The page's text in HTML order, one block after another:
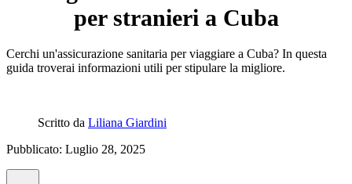
per stranieri a Cuba
Cerchi un'assicurazione sanitaria per viaggiare a Cuba? In questa
guida troverai informazioni utili per stipulare la migliore.
Scritto da Liliana Giardini
Pubblicato: Luglio 28, 2025